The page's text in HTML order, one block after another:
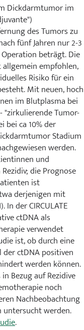
Dickdarmtumor im
des Tumors zu
fünf Jahren nur 2-3
beträgt. Die
empfohlen,
Risiko für ein
Mit neuen, hoch
im Blutplasma bei
"zirkulierende Tumor-
bei ca 10% der
Stadium
werden.
und
die Prognose
ist
derjenigen mit
der CIRCULATE
ctDNA als
verwendet
ist, ob durch eine
ctDNA positiven
werden können.
Bezug auf Rezidive
noch
Nachbeobachtung
untersucht werden.
.